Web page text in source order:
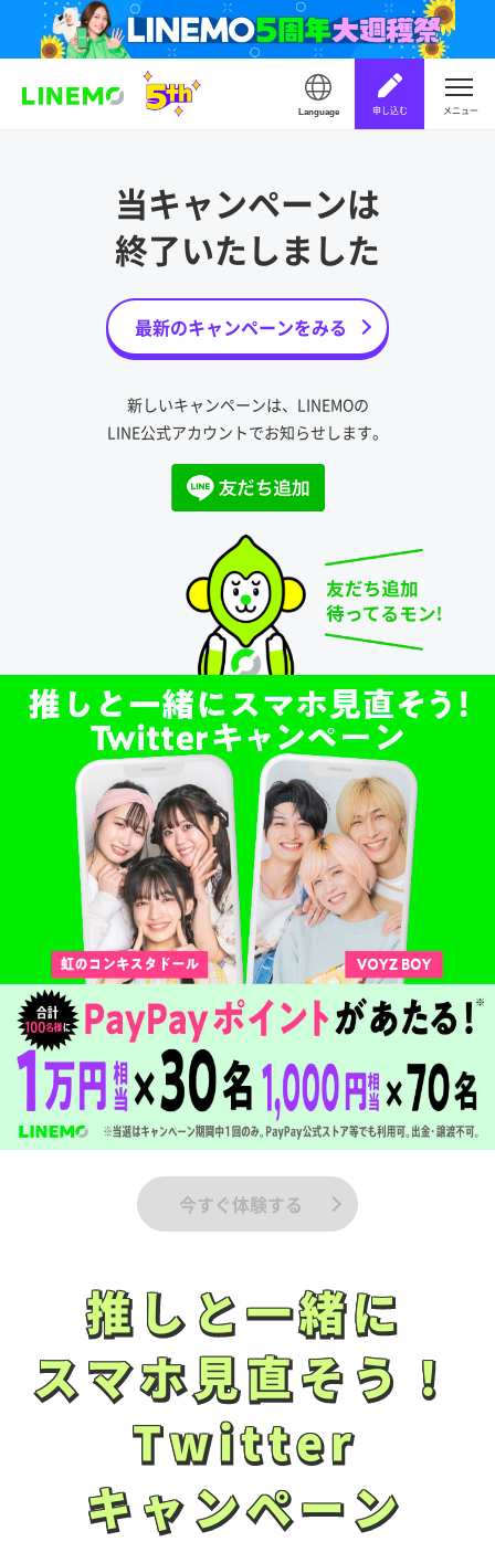
Language 申し込む メニュー
当キャンペーンは
終了いたしました
最新のキャンペーンをみる
新しいキャンペーンは、LINEMOの
LINE公式アカウントでお知らせします。
今すぐ体験する
推しと一緒に
スマホ見直そう！
Twitter
キャンペーン
推しと一緒に
スマホ見直そう！
Twitter
キャンペーン